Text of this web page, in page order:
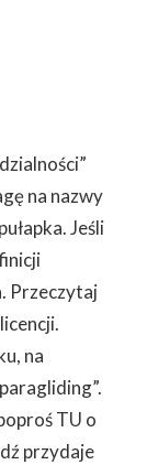
na nazwy
Jeśli
Przeczytaj
na
TU o
przydaje